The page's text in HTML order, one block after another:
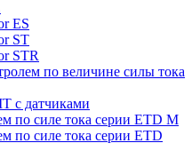
ES
ST
STR
по величине силы тока
с датчиками
по силе тока серии ETD M
по силе тока серии ETD